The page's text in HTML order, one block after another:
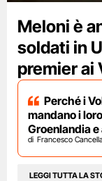
Meloni è
soldati in
premier ai
Perché i
mandano i
Groenlandia e
Francesco
LEGGI TUTTA LA